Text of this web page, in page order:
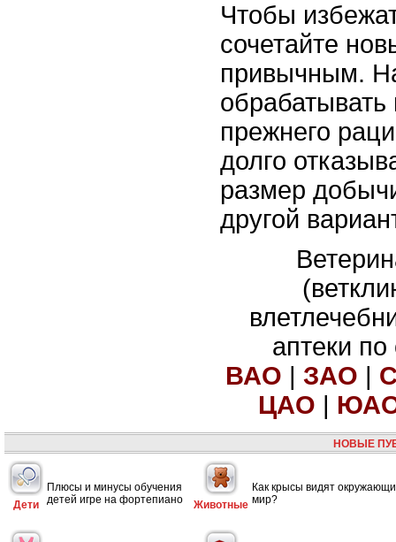
Чтобы
сочетайте
привычным.
прежнего
долго
размер
другой
аптеки
ВАО
ЗАО
ЦАО
НОВЫЕ
Дети
Плюсы и минусы обучения
детей игре на фортепиано
Животные
Как крысы видят
мир?